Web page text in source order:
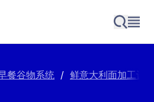
餐谷物系统 / 鲜意大利面加工设